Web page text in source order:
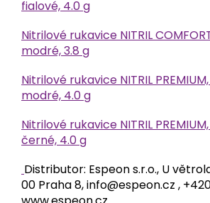
fialové, 4.0 g
Nitrilové rukavice NITRIL
modré, 3.8 g
Nitrilové rukavice NITRIL
modré, 4.0 g
Nitrilové rukavice NITRIL
černé, 4.0 g
Distributor: Espeon s.r.o., U
00 Praha 8, info@espeon.cz ,